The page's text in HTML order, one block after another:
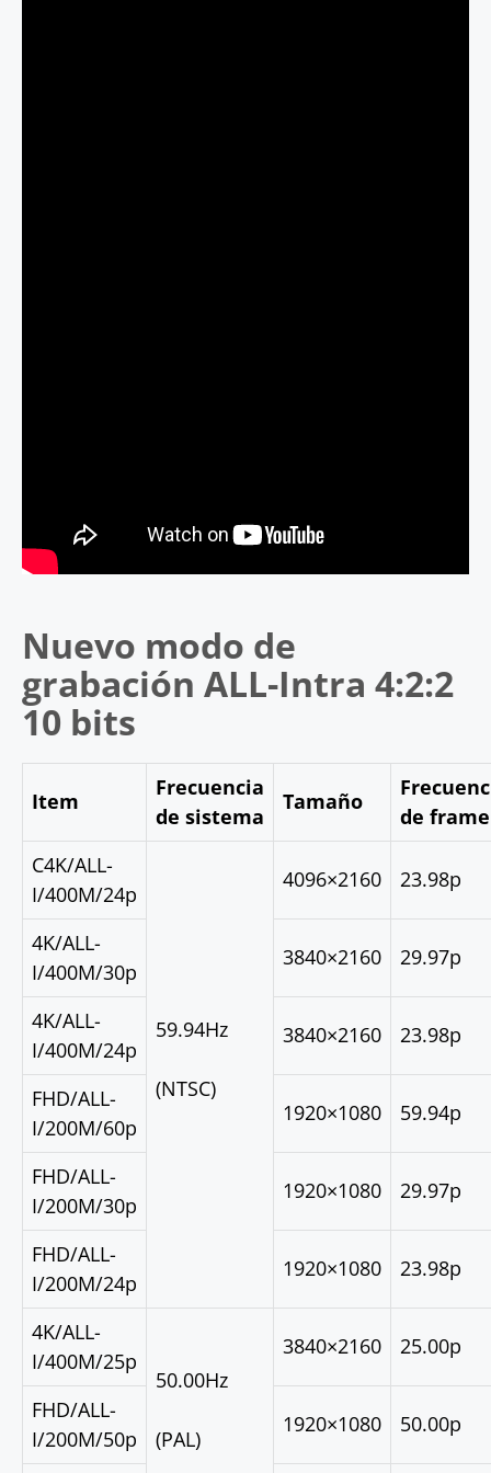
Nuevo modo de
grabación ALL-Intra 4:2:2
10 bits
Item
Frecuencia
de sistema
Tamaño
de frame
C4K/ALL-
I/400M/24p
59.94Hz
(NTSC)
4096×2160 23.98p
4K/ALL-
I/400M/30p
3840×2160 29.97p
4K/ALL-
I/400M/24p
3840×2160 23.98p
FHD/ALL-
I/200M/60p
1920×1080 59.94p
FHD/ALL-
I/200M/30p
1920×1080 29.97p
FHD/ALL-
I/200M/24p
1920×1080 23.98p
4K/ALL-
I/400M/25p
50.00Hz
(PAL)
3840×2160 25.00p
FHD/ALL-
I/200M/50p
1920×1080 50.00p